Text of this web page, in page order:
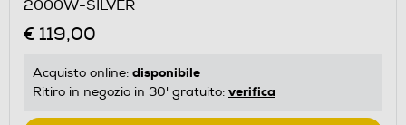
2000W-SILVER
€ 119,00
Acquisto online: disponibile
Ritiro in negozio in 30' gratuito: verifica